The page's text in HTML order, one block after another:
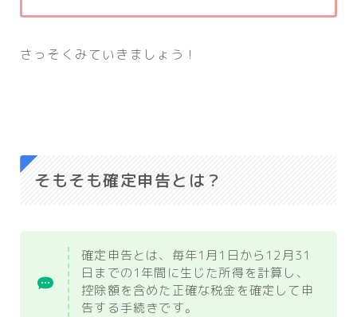
さっそくみていきましょう！
そもそも確定申告とは？
確定申告とは、毎年1月1日から12月31
日までの1年間に生じた所得を計算し、
控除額を含めた正確な税金を確定して申
告する手続きです。